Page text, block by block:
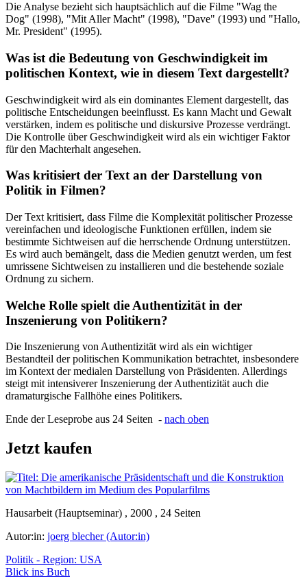
Die Analyse bezieht sich hauptsächlich auf die Filme "Wag the
Dog" (1998), "Mit Aller Macht" (1998), "Dave" (1993) und "Hallo,
Mr. President" (1995).
Was ist die Bedeutung von Geschwindigkeit im
politischen Kontext, wie in diesem Text dargestellt?
Geschwindigkeit wird als ein dominantes Element dargestellt, das
politische Entscheidungen beeinflusst. Es kann Macht und Gewalt
verstärken, indem es politische und diskursive Prozesse verdrängt.
Die Kontrolle über Geschwindigkeit wird als ein wichtiger Faktor
für den Machterhalt angesehen.
Was kritisiert der Text an der Darstellung von
Politik in Filmen?
Der Text kritisiert, dass Filme die Komplexität politischer Prozesse
vereinfachen und ideologische Funktionen erfüllen, indem sie
bestimmte Sichtweisen auf die herrschende Ordnung unterstützen.
Es wird auch bemängelt, dass die Medien genutzt werden, um fest
umrissene Sichtweisen zu installieren und die bestehende soziale
Ordnung zu sichern.
Welche Rolle spielt die Authentizität in der
Inszenierung von Politikern?
Die Inszenierung von Authentizität wird als ein wichtiger
Bestandteil der politischen Kommunikation betrachtet, insbesondere
im Kontext der medialen Darstellung von Präsidenten. Allerdings
steigt mit intensiverer Inszenierung der Authentizität auch die
dramaturgische Fallhöhe eines Politikers.
Ende der Leseprobe aus 24 Seiten - nach oben
Jetzt kaufen
Hausarbeit (Hauptseminar) , 2000 , 24 Seiten
Autor:in: joerg blecher (Autor:in)
Politik - Region: USA
Blick ins Buch